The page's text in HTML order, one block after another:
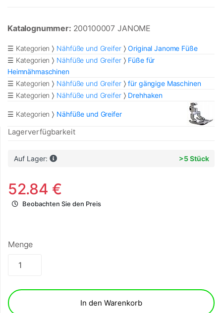
Katalognummer: 200100007 JANOME
☰ Kategorien Nähfüße und Greifer
Original Janome Füße
☰ Kategorien
Nähfüße und Greifer
Füße für
Heimnähmaschinen
☰ Kategorien
Nähfüße und Greifer
für gängige Maschinen
☰ Kategorien
Nähfüße und Greifer Drehhaken
☰ Kategorien Nähfüße und Greifer
Lagerverfügbarkeit
Auf Lager: >5 Stück
52.84 €
Beobachten Sie den Preis
Menge
In den Warenkorb